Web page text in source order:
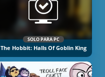
SOLO PARA PC
The Hobbit: Halls Of Goblin King